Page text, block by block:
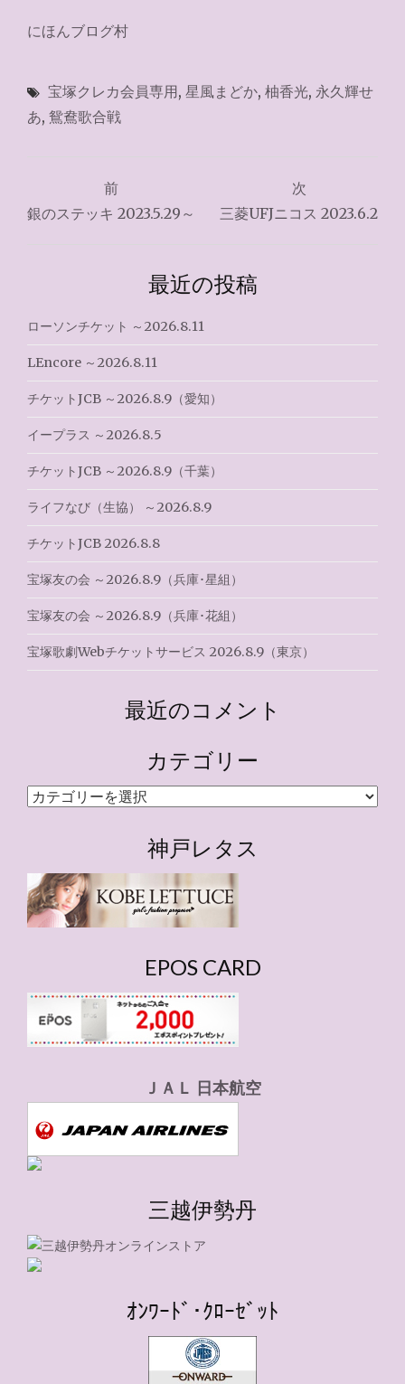
にほんブログ村
宝塚クレカ会員専用, 星風まどか, 柚香光, 永久輝せ
あ, 鴛鴦歌合戦
稿
ー
シ
ョ
ン
前
銀のステッキ 2023.5.29～
次
三菱UFJニコス 2023.6.2
最近の投稿
ローソンチケット ～2026.8.11
LEncore ～2026.8.11
チケットJCB ～2026.8.9（愛知）
イープラス ～2026.8.5
チケットJCB ～2026.8.9（千葉）
ライフなび（生協） ～2026.8.9
チケットJCB 2026.8.8
宝塚友の会 ～2026.8.9（兵庫･星組）
宝塚友の会 ～2026.8.9（兵庫･花組）
宝塚歌劇Webチケットサービス 2026.8.9（東京）
最近のコメント
カテゴリー
カ
ー
神戸レタス
EPOS CARD
ＪＡＬ 日本航空
三越伊勢丹
ｵﾝﾜｰﾄﾞ･ｸﾛｰｾﾞｯﾄ